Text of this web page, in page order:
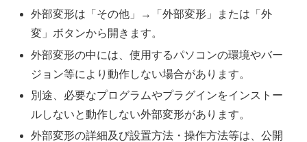
外部変形は「その他」→「外部変形」または「外
変」ボタンから開きます。
外部変形の中には、使用するパソコンの環境やバー
ジョン等により動作しない場合があります。
別途、必要なプログラムやプラグインをインストー
ルしないと動作しない外部変形があります。
外部変形の詳細及び設置方法・操作方法等は、公開